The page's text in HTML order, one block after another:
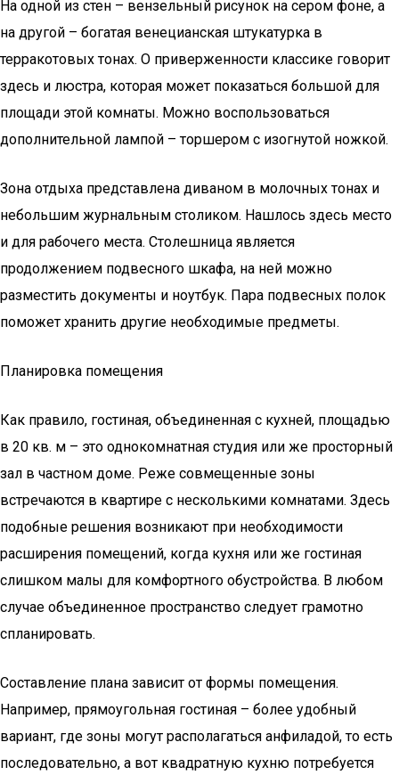
На одной из стен – вензельный рисунок на сером фоне, а
на другой – богатая венецианская штукатурка в
терракотовых тонах. О приверженности классике говорит
здесь и люстра, которая может показаться большой для
площади этой комнаты. Можно воспользоваться
дополнительной лампой – торшером с изогнутой ножкой.
Зона отдыха представлена диваном в молочных тонах и
небольшим журнальным столиком. Нашлось здесь место
и для рабочего места. Столешница является
продолжением подвесного шкафа, на ней можно
разместить документы и ноутбук. Пара подвесных полок
поможет хранить другие необходимые предметы.
Планировка помещения
Как правило, гостиная, объединенная с кухней, площадью
в 20 кв. м – это однокомнатная студия или же просторный
зал в частном доме. Реже совмещенные зоны
встречаются в квартире с несколькими комнатами. Здесь
подобные решения возникают при необходимости
расширения помещений, когда кухня или же гостиная
слишком малы для комфортного обустройства. В любом
случае объединенное пространство следует грамотно
спланировать.
Составление плана зависит от формы помещения.
Например, прямоугольная гостиная – более удобный
вариант, где зоны могут располагаться анфиладой, то есть
последовательно, а вот квадратную кухню потребуется